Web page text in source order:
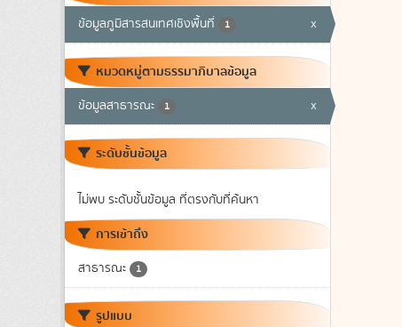
ข้อมูลภูมิสารสนเทศเชิงพื้นที่ 1 x
หมวดหมู่ตามธรรมาภิบาลข้อมูล
ข้อมูลสาธารณะ 1 x
ระดับชั้นข้อมูล
ไม่พบ ระดับชั้นข้อมูล ที่ตรงกับที่ค้นหา
การเข้าถึง
สาธารณะ 1
รูปแบบ